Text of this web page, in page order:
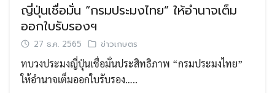
ญี่ปุ่นเชื่อมั่น “กรมประมงไทย” ให้อำนาจเต็ม
ออกใบรับรองฯ
27 ธ.ค. 2565 ข่าวเกษตร
ทบวงประมงญี่ปุ่นเชื่อมั่นประสิทธิภาพ “กรมประมงไทย”
ให้อำนาจเต็มออกใบรับรอง…..